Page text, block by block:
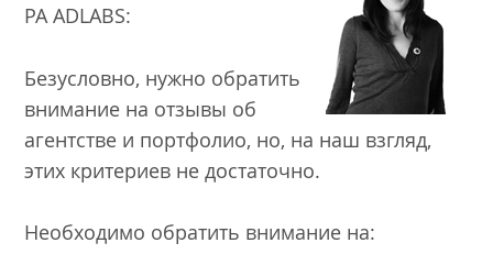
РА ADLABS:
Безусловно, нужно обратить
внимание на отзывы об
агентстве и портфолио, но, на наш взгляд,
этих критериев не достаточно.
Необходимо обратить внимание на: